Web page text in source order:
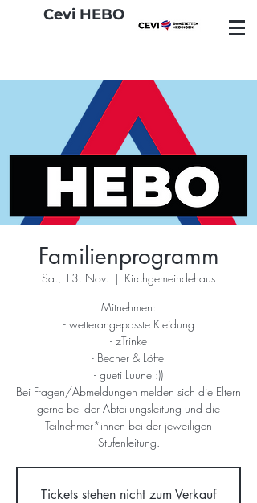
Cevi HEBO
Familienprogramm
Sa., 13. Nov.
  |
Kirchgemeindehaus
Mitnehmen:
- wetterangepasste Kleidung
- zTrinke
- Becher & Löffel
- gueti Luune :))
Bei Fragen/Abmeldungen melden sich die Eltern
gerne bei der Abteilungsleitung und die
Teilnehmer*innen bei der jeweiligen
Stufenleitung.
Tickets stehen nicht zum Verkauf